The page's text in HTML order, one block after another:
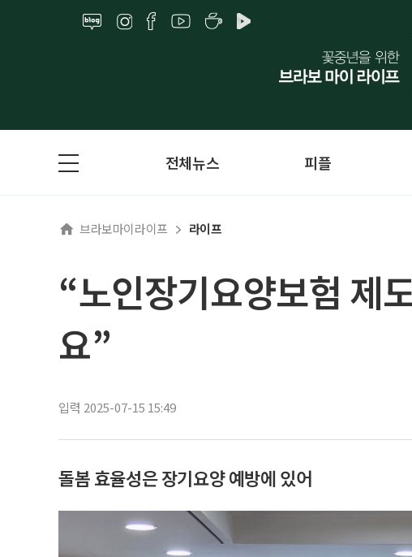
전체뉴스 피플
브라보마이라이프 라이프
“노인장기요양보험 제
요”
입력 2025-07-15 15:49
돌봄 효율성은 장기요양 예방에 있어